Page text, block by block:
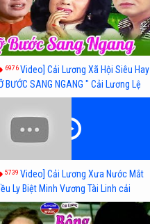
6976Video] Cải Lương Xã Hội Siêu Hay
BƯỚC SANG NGANG " Cải Lương Lệ
Thanh Tuấn, Hồng Nga
5739 Video] Cải Lương Xưa Nước Mắt
Ly Biệt Minh Vương Tài Linh cải
xã hội hay nhất